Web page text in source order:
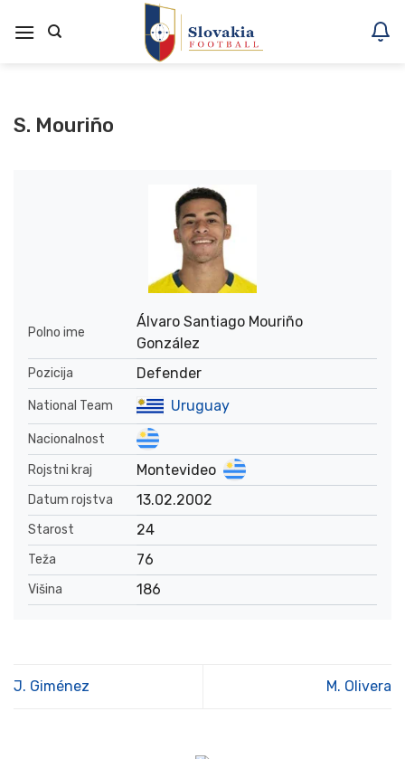
na
S. Mouriño
Polno ime
Álvaro Santiago Mouriño
González
Pozicija Defender
National Team Uruguay
Nacionalnost
Rojstni kraj
Montevideo
Datum rojstva 13.02.2002
Starost 24
Teža 76
Višina 186
J. Giménez M. Olivera